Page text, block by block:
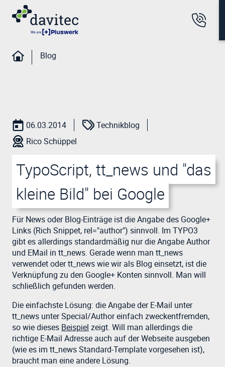
Blog
06.03.2014
Technikblog
Rico Schüppel
TypoScript, tt_news und "das
kleine Bild" bei Google
Für News oder Blog-Einträge ist die Angabe des Google+
Links (Rich Snippet, rel="author") sinnvoll. Im TYPO3
gibt es allerdings standardmäßig nur die Angabe Author
und EMail in tt_news. Gerade wenn man tt_news
verwendet oder tt_news wie wir als Blog einsetzt, ist die
Verknüpfung zu den Google+ Konten sinnvoll. Man will
schließlich gefunden werden.
Die einfachste Lösung: die Angabe der E-Mail unter
tt_news unter Special/Author einfach zweckentfremden,
so wie dieses Beispiel zeigt. Will man allerdings die
richtige E-Mail Adresse auch auf der Webseite ausgeben
(wie es im tt_news Standard-Template vorgesehen ist),
braucht man eine andere Lösung.